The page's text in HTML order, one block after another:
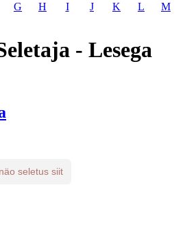
G H I J K L M
- Lesega
seletus siit